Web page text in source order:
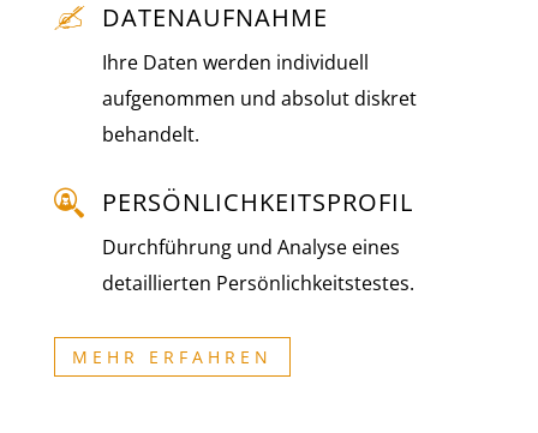
DATENAUFNAHME
Ihre Daten werden individuell
aufgenommen und absolut diskret
behandelt.
PERSÖNLICHKEITS­PROFIL
Durchführung und Analyse eines
detaillierten Persönlichkeitstestes.
MEHR ERFAHREN